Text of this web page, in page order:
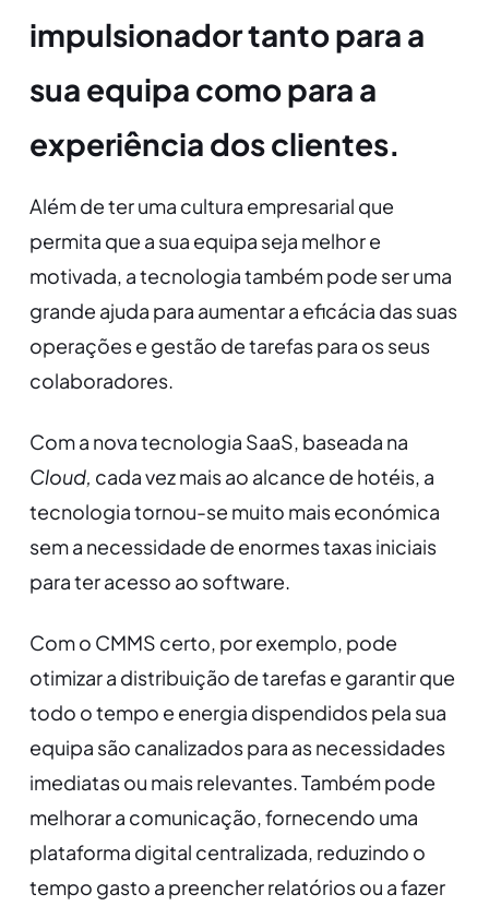
impulsionador tanto para a
sua equipa como para a
experiência dos clientes.
Além de ter uma cultura empresarial que
permita que a sua equipa seja melhor e
motivada, a tecnologia também pode ser uma
grande ajuda para aumentar a eficácia das suas
operações e gestão de tarefas para os seus
colaboradores.
Com a nova tecnologia SaaS, baseada na
Cloud, cada vez mais ao alcance de hotéis, a
tecnologia tornou-se muito mais económica
sem a necessidade de enormes taxas iniciais
para ter acesso ao software.
Com o CMMS certo, por exemplo, pode
otimizar a distribuição de tarefas e garantir que
todo o tempo e energia dispendidos pela sua
equipa são canalizados para as necessidades
imediatas ou mais relevantes. Também pode
melhorar a comunicação, fornecendo uma
plataforma digital centralizada, reduzindo o
tempo gasto a preencher relatórios ou a fazer